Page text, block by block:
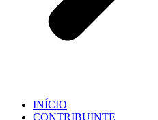
INÍCIO
CONTRIBUINTE